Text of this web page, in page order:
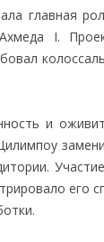
главная
I.
и